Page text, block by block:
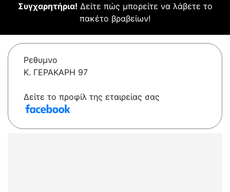
Συγχαρητήρια! Δείτε πώς μπορείτε να λάβετε το
πακέτο βραβείων!
Ρεθυμνο
Κ. ΓΕΡΑΚΑΡΗ 97
Δείτε το προφίλ της εταιρείας σας